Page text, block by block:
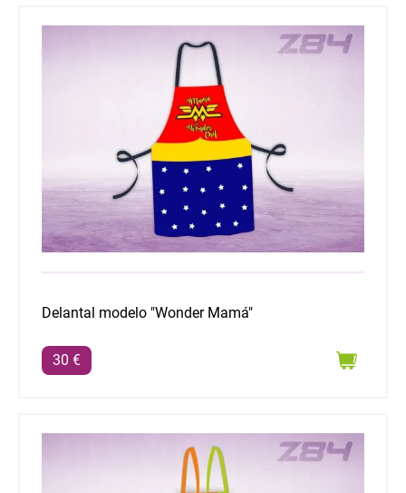
Delantal modelo "Wonder Mamá"
Delantal modelo "Wonder Mamá"
30 €
Casulla profesora modelo "Globos"